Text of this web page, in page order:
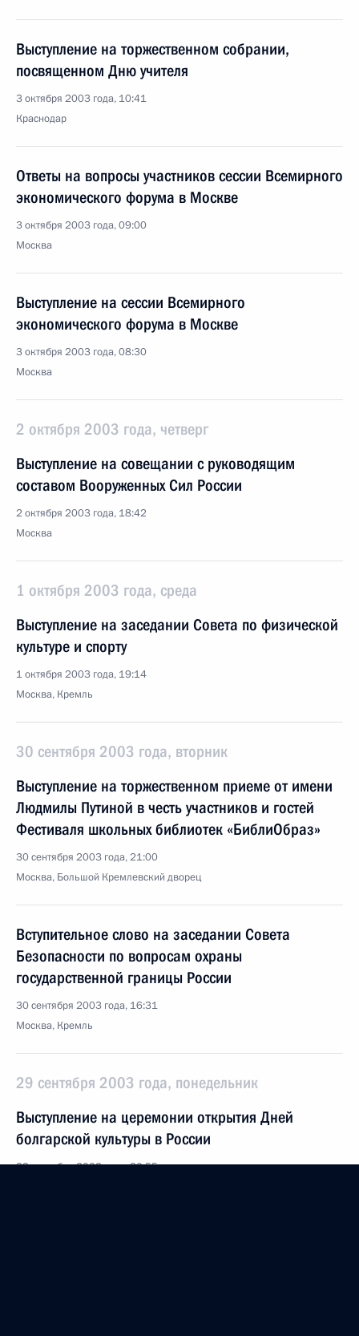
Выступление на торжественном собрании,
посвященном Дню учителя
3 октября 2003 года, 10:41
Краснодар
Ответы на вопросы участников сессии Всемирного
экономического форума в Москве
3 октября 2003 года, 09:00
Москва
Выступление на сессии Всемирного
экономического форума в Москве
3 октября 2003 года, 08:30
Москва
2 октября 2003 года, четверг
Выступление на совещании с руководящим
составом Вооруженных Сил России
2 октября 2003 года, 18:42
Москва
1 октября 2003 года, среда
Выступление на заседании Совета по физической
культуре и спорту
1 октября 2003 года, 19:14
Москва, Кремль
30 сентября 2003 года, вторник
Выступление на торжественном приеме от имени
Людмилы Путиной в честь участников и гостей
Фестиваля школьных библиотек «БиблиОбраз»
30 сентября 2003 года, 21:00
Москва, Большой Кремлевский дворец
Вступительное слово на заседании Совета
Безопасности по вопросам охраны
государственной границы России
30 сентября 2003 года, 16:31
Москва, Кремль
29 сентября 2003 года, понедельник
Выступление на церемонии открытия Дней
болгарской культуры в России
29 сентября 2003 года, 20:55